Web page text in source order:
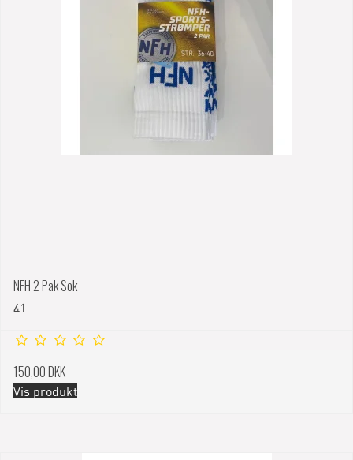
NFH 2 Pak Sok
41
150,00 DKK
Vis produkt